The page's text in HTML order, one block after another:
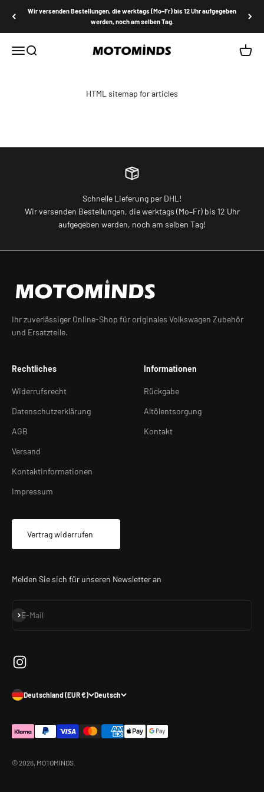
Wir versenden Bestellungen, die werktags (Mo–Fr) bis 12 Uhr aufgegeben
werden, noch am selben Tag.
MenüSuche MOTOMINDS
HTML sitemap for articles
Schnelle Lieferung per DHL!
Wir versenden Bestellungen, die werktags (Mo–Fr) bis 12 Uhr
aufgegeben werden, noch am selben Tag!
Ihr zuverlässiger Online-Shop für originales Volkswagen Zubehör
und Ersatzteile.
Rechtliches
Widerrufsrecht
Datenschutzerklärung
AGB
Versand
Kontaktinformationen
Impressum
Vertrag widerrufen
Informationen
Rückgabe
Altölentsorgung
Kontakt
Melden Sie sich für unseren Newsletter an
E-Mail
Abonnieren
Deutschland (EUR €) Deutsch
© 2026, MOTOMINDS.